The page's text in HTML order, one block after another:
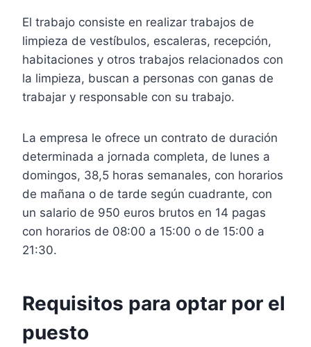
El trabajo consiste en realizar trabajos de
limpieza de vestíbulos, escaleras, recepción,
habitaciones y otros trabajos relacionados con
la limpieza, buscan a personas con ganas de
trabajar y responsable con su trabajo.
La empresa le ofrece un contrato de duración
determinada a jornada completa, de lunes a
domingos, 38,5 horas semanales, con horarios
de mañana o de tarde según cuadrante, con
un salario de 950 euros brutos en 14 pagas
con horarios de 08:00 a 15:00 o de 15:00 a
21:30.
Requisitos para optar por el
puesto